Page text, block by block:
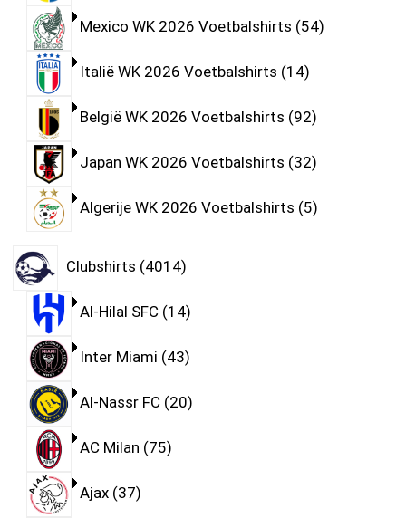
Mexico WK 2026 Voetbalshirts 54
Italië WK 2026 Voetbalshirts 14
België WK 2026 Voetbalshirts 92
Japan WK 2026 Voetbalshirts 32
Algerije WK 2026 Voetbalshirts 5
Clubshirts 4014
Al-Hilal SFC 14
Inter Miami 43
Al-Nassr FC 20
AC Milan 75
Ajax 37